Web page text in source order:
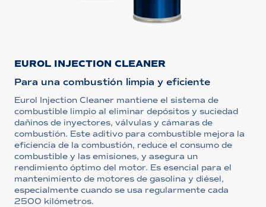
EUROL INJECTION CLEANER
Para una combustión limpia y eficiente
Eurol Injection Cleaner mantiene el sistema de
combustible limpio al eliminar depósitos y suciedad
dañinos de inyectores, válvulas y cámaras de
combustión. Este aditivo para combustible mejora la
eficiencia de la combustión, reduce el consumo de
combustible y las emisiones, y asegura un
rendimiento óptimo del motor. Es esencial para el
mantenimiento de motores de gasolina y diésel,
especialmente cuando se usa regularmente cada
2500 kilómetros.